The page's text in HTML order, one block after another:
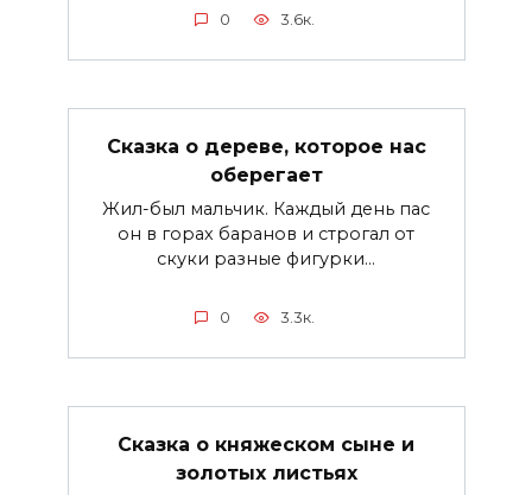
0 3.6к.
Сказка о дереве, которое нас
оберегает
Жил-был мальчик. Каждый день пас
он в горах баранов и строгал от
скуки разные фигурки...
0 3.3к.
Сказка о княжеском сыне и
золотых листьях